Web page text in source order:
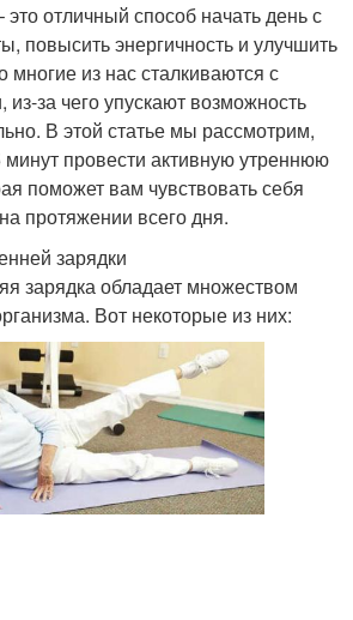
отличный способ начать день с
повысить энергичность и улучшить
многие из нас сталкиваются с
из-за чего упускают возможность
В этой статье мы рассмотрим,
минут провести активную утреннюю
поможет вам чувствовать себя
протяжении всего дня.
зарядки
зарядка обладает множеством
Вот некоторые из них: